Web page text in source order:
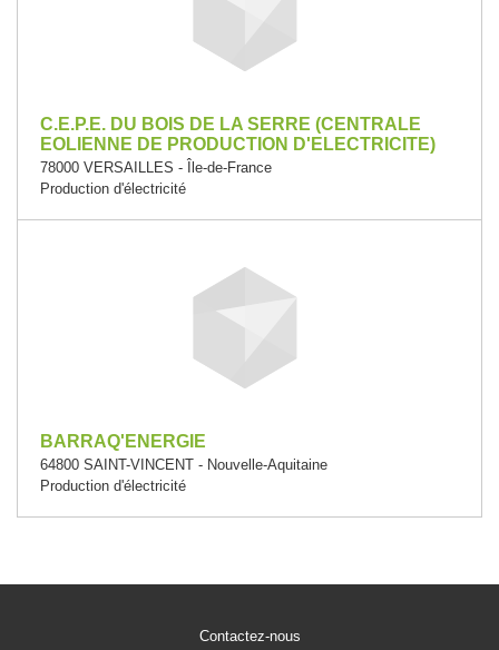
C.E.P.E. DU BOIS DE LA SERRE (CENTRALE
EOLIENNE DE PRODUCTION D'ELECTRICITE)
78000 VERSAILLES - Île-de-France
Production d'électricité
BARRAQ'ENERGIE
64800 SAINT-VINCENT - Nouvelle-Aquitaine
Production d'électricité
Contactez-nous